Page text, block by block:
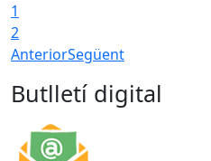
1
2
AnteriorSegüent
Butlletí digital